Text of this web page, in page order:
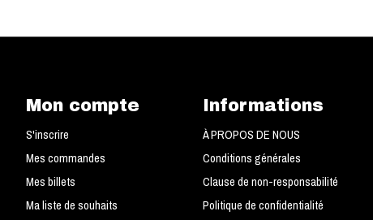
Mon compte
S'inscrire
Mes commandes
Mes billets
Ma liste de souhaits
Informations
À PROPOS DE NOUS
Conditions générales
Clause de non-responsabilité
Politique de confidentialité